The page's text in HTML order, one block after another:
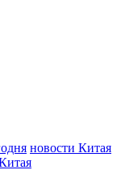
новости Китая